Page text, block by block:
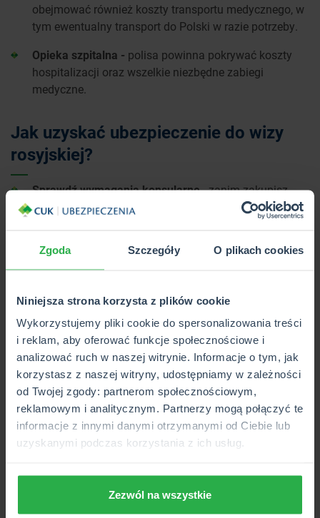
Zgoda Szczegóły O plikach cookies
Niniejsza strona korzysta z plików cookie
Wykorzystujemy pliki cookie do spersonalizowania treści
i reklam, aby oferować funkcje społecznościowe i
analizować ruch w naszej witrynie. Informacje o tym, jak
korzystasz z naszej witryny, udostępniamy w zależności
od Twojej zgody: partnerom społecznościowym,
reklamowym i analitycznym. Partnerzy mogą połączyć te
informacje z innymi danymi otrzymanymi od Ciebie lub
uzyskanymi podczas korzystania z ich usług.
Zezwól na wszystkie
obejmować również koszty transportu medycznego, w
tym ewentualny transport do Polski w razie potrzeby.
Opieka szpitalna - polisa powinna pokrywać koszty
hospitalizacji oraz wszelkie niezbędne zabiegi
medyczne.
Jak uzyskać ubezpieczenie do wizy
rosyjskiej?
Sprawdź wymagania konsularne- zanim zakupisz
polisę, zapoznaj się z aktualnymi wymaganiami
konsularnymi na stronie ambasady Rosji. Wymagania
aktualne informacje.
Wybierz odpowiednie towarzystwo ubezpieczeniowe
jak wspomniano wcześniej, nie wszystkie TU oferują
ubezpieczenia obejmujące Rosję. Warto zwrócić się do
firm takich jak Ergo Hestia czy Allianz, które mają
doświadczenie w tego typu ubezpieczeniach.
Potwierdzenie ubezpieczenia - po zakupie polisy,
otrzymasz dokument potwierdzający jej zawarcie.
Dokument ten będzie potrzebny przy składaniu
wniosku wizowego, więc upewnij się, że masz jego
kopię w formacie akceptowanym przez konsulat.
wymóg formalny, ale przede wszystkim gwarancja
. Koszty leczenia za granicą mogą być
bardzo wysokie, a brak odpowiedniej polisy może